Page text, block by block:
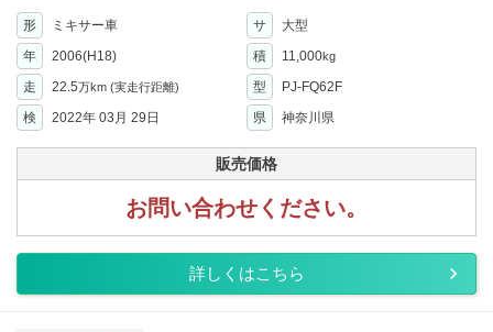
形 ミキサー車 サ
大型
年
2006(H18) 積 11,000kg
走 22.5万km (実走行距離) 型
PJ-FQ62F
検
2022年 03月 29日 県 神奈川県
販売価格
お問い合わせください。
詳しくはこちら